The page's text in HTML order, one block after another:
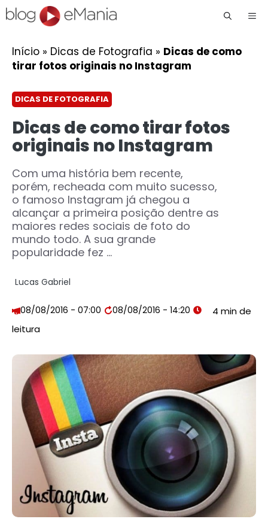
Início » Dicas de Fotografia » Dicas de como
tirar fotos originais no Instagram
DICAS DE FOTOGRAFIA
Dicas de como tirar fotos
originais no Instagram
Com uma história bem recente,
porém, recheada com muito sucesso,
o famoso Instagram já chegou a
alcançar a primeira posição dentre as
maiores redes sociais de foto do
mundo todo. A sua grande
popularidade fez ...
Lucas Gabriel
08/08/2016 - 07:00 08/08/2016 - 14:20